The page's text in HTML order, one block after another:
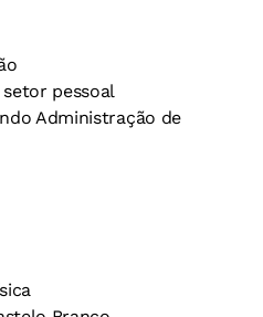
pessoal
Administração de